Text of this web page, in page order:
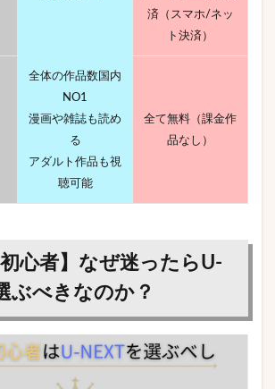
済（スマホ/ネッ
ト決済）
全体の作品数国内
NO1
漫画や雑誌も読め
る
アダルト作品も視
聴可能
全て無料（課金作
品なし）
初心者】なぜ迷ったらU-
ぶべきなのか？